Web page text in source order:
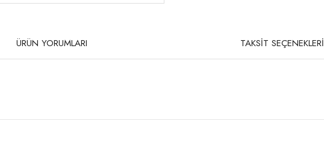
ÜRÜN YORUMLARI TAKSİT SEÇENEKLERİ